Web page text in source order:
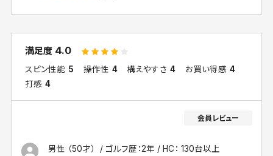
満足度 4.0
スピン性能 5 操作性 4 構えやすさ 4 お買い得感 4
打感 4
男性 （50才） ゴルフ歴：2年
HC： 130台以上